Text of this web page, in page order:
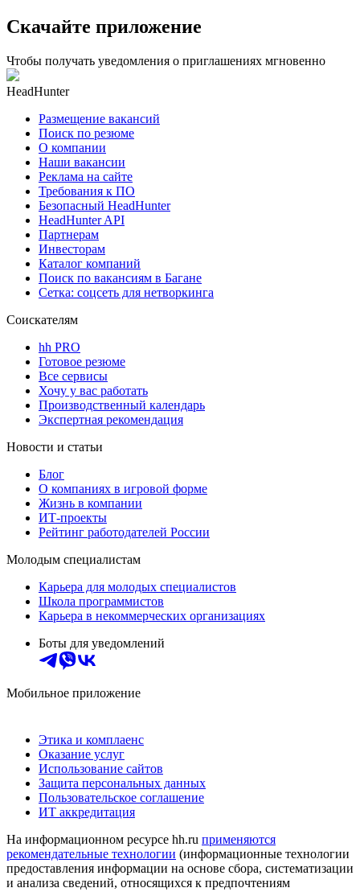
Скачайте приложение
Чтобы получать уведомления о приглашениях мгновенно
HeadHunter
Размещение вакансий
Поиск по резюме
О компании
Наши вакансии
Реклама на сайте
Требования к ПО
Безопасный HeadHunter
HeadHunter API
Партнерам
Инвесторам
Каталог компаний
Поиск по вакансиям в Багане
Сетка: соцсеть для нетворкинга
Соискателям
hh PRO
Готовое резюме
Все сервисы
Хочу у вас работать
Производственный календарь
Экспертная рекомендация
Новости и статьи
Блог
О компаниях в игровой форме
Жизнь в компании
ИТ-проекты
Рейтинг работодателей России
Молодым специалистам
Карьера для молодых специалистов
Школа программистов
Карьера в некоммерческих организациях
Боты для уведомлений
Мобильное приложение
Этика и комплаенс
Оказание услуг
Использование сайтов
Защита персональных данных
Пользовательское соглашение
ИТ аккредитация
На информационном ресурсе hh.ru применяются
рекомендательные технологии (информационные технологии
предоставления информации на основе сбора, систематизации
и анализа сведений, относящихся к предпочтениям